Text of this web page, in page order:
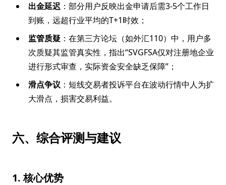
出金延迟 ：部分用户反映出金申请后需3-5个工作日
到账，远超行业平均的T+1时效；
监管质疑 ：在第三方论坛（如外汇110）中，用户多
次质疑其监管真实性，指出“SVGFSA仅对注册地企业
进行形式审查，实际资金安全缺乏保障”；
滑点争议 ：短线交易者投诉平台在波动行情中人为扩
大滑点，损害交易利益。
六、综合评测与建议
1. 核心优势